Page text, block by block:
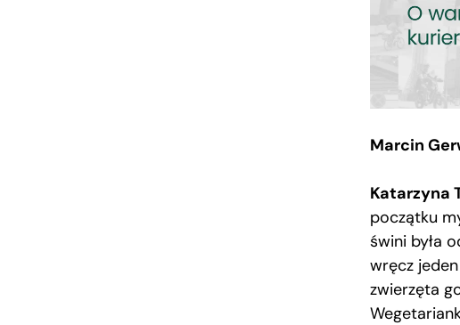
Marcin
Katarzyna
początku
świni była
wręcz
zwierzęta